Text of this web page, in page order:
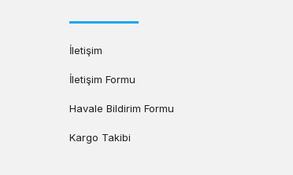
İletişim
İletişim Formu
Havale Bildirim Formu
Kargo Takibi